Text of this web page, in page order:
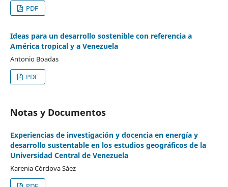
PDF
Ideas para un desarrollo sostenible con referencia a
América tropical y a Venezuela
Antonio Boadas
PDF
Notas y Documentos
Experiencias de investigación y docencia en energía y
desarrollo sustentable en los estudios geográficos de la
Universidad Central de Venezuela
Karenia Córdova Sáez